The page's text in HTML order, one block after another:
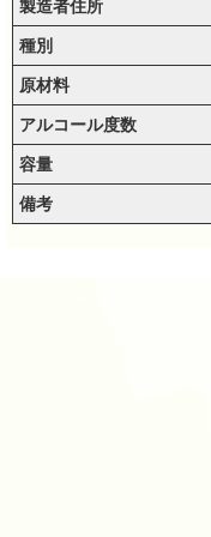
製造者住所
種別
原材料
アルコール度数
容量
備考